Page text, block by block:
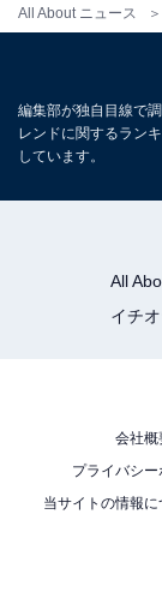
All About ニュース
編集部が独自目線で
レンドに関するラン
しています。
All
イチ
会社概
プライバシー
当サイトの情報